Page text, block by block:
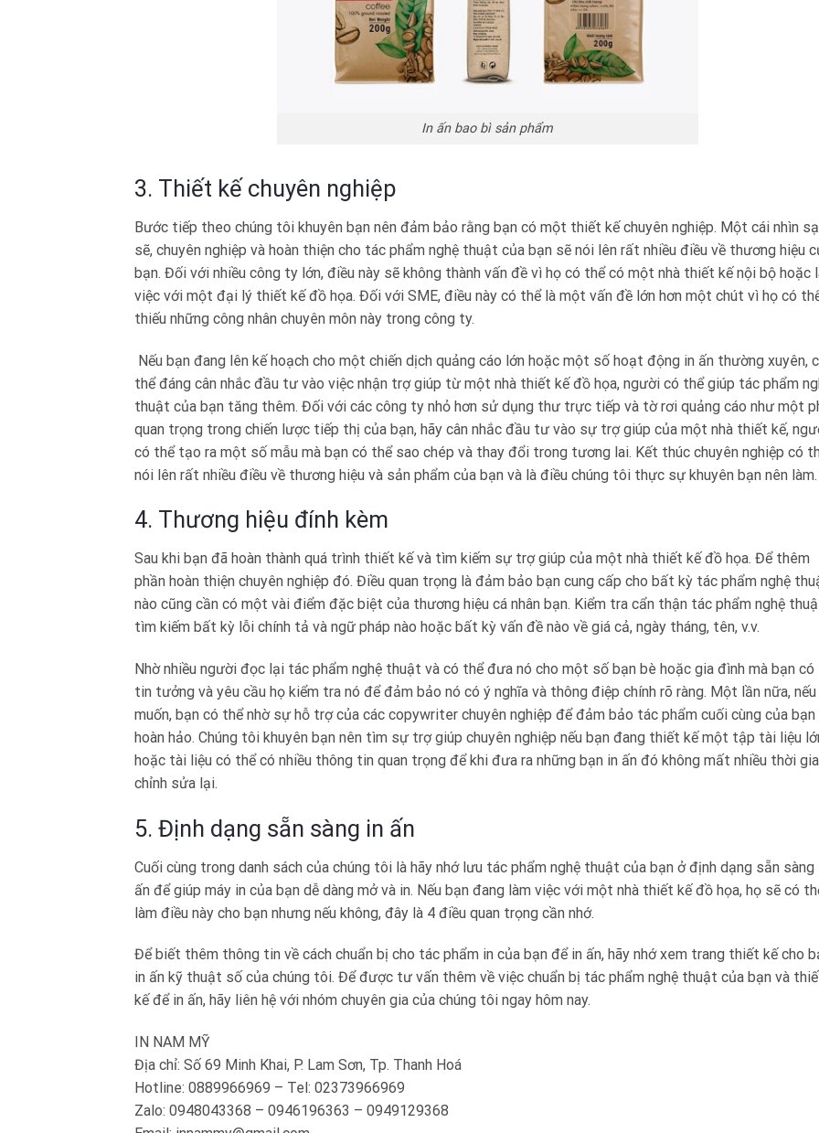
In ấn bao bì sản phẩm
3. Thiết kế chuyên nghiệp
Bước tiếp theo chúng tôi khuyên bạn nên đảm bảo rằng bạn có một thiết kế chuyên nghiệp. Một cái nhìn
sẽ, chuyên nghiệp và hoàn thiện cho tác phẩm nghệ thuật của bạn sẽ nói lên rất nhiều điều về thương hiệu
bạn. Đối với nhiều công ty lớn, điều này sẽ không thành vấn đề vì họ có thể có một nhà thiết kế nội bộ hoặc
việc với một đại lý thiết kế đồ họa. Đối với SME, điều này có thể là một vấn đề lớn hơn một chút vì họ có
thiếu những công nhân chuyên môn này trong công ty.
Nếu bạn đang lên kế hoạch cho một chiến dịch quảng cáo lớn hoặc một số hoạt động in ấn thường xuyên,
thể đáng cân nhắc đầu tư vào việc nhận trợ giúp từ một nhà thiết kế đồ họa, người có thể giúp tác phẩm
thuật của bạn tăng thêm. Đối với các công ty nhỏ hơn sử dụng thư trực tiếp và tờ rơi quảng cáo như một
quan trọng trong chiến lược tiếp thị của bạn, hãy cân nhắc đầu tư vào sự trợ giúp của một nhà thiết kế,
có thể tạo ra một số mẫu mà bạn có thể sao chép và thay đổi trong tương lai. Kết thúc chuyên nghiệp có
nói lên rất nhiều điều về thương hiệu và sản phẩm của bạn và là điều chúng tôi thực sự khuyên bạn nên làm.
4. Thương hiệu đính kèm
Sau khi bạn đã hoàn thành quá trình thiết kế và tìm kiếm sự trợ giúp của một nhà thiết kế đồ họa. Để thêm
phần hoàn thiện chuyên nghiệp đó. Điều quan trọng là đảm bảo bạn cung cấp cho bất kỳ tác phẩm nghệ
nào cũng cần có một vài điểm đặc biệt của thương hiệu cá nhân bạn. Kiểm tra cẩn thận tác phẩm nghệ
tìm kiếm bất kỳ lỗi chính tả và ngữ pháp nào hoặc bất kỳ vấn đề nào về giá cả, ngày tháng, tên, v.v.
Nhờ nhiều người đọc lại tác phẩm nghệ thuật và có thể đưa nó cho một số bạn bè hoặc gia đình mà bạn có
tin tưởng và yêu cầu họ kiểm tra nó để đảm bảo nó có ý nghĩa và thông điệp chính rõ ràng. Một lần nữa, nếu
muốn, bạn có thể nhờ sự hỗ trợ của các copywriter chuyên nghiệp để đảm bảo tác phẩm cuối cùng của bạn
hoàn hảo. Chúng tôi khuyên bạn nên tìm sự trợ giúp chuyên nghiệp nếu bạn đang thiết kế một tập tài liệu
hoặc tài liệu có thể có nhiều thông tin quan trọng để khi đưa ra những bạn in ấn đó không mất nhiều thời
chỉnh sửa lại.
5. Định dạng sẵn sàng in ấn
Cuối cùng trong danh sách của chúng tôi là hãy nhớ lưu tác phẩm nghệ thuật của bạn ở định dạng sẵn sàng
ấn để giúp máy in của bạn dễ dàng mở và in. Nếu bạn đang làm việc với một nhà thiết kế đồ họa, họ sẽ có
làm điều này cho bạn nhưng nếu không, đây là 4 điều quan trọng cần nhớ.
Để biết thêm thông tin về cách chuẩn bị cho tác phẩm in của bạn để in ấn, hãy nhớ xem trang thiết kế cho
in ấn kỹ thuật số của chúng tôi. Để được tư vấn thêm về việc chuẩn bị tác phẩm nghệ thuật của bạn và
kế để in ấn, hãy liên hệ với nhóm chuyên gia của chúng tôi ngay hôm nay.
IN NAM MỸ
Địa chỉ: Số 69 Minh Khai, P. Lam Sơn, Tp. Thanh Hoá
Hotline: 0889966969 – Tel: 02373966969
Zalo: 0948043368 – 0946196363 – 0949129368